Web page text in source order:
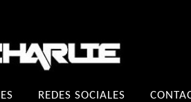
REDES SOCIALES